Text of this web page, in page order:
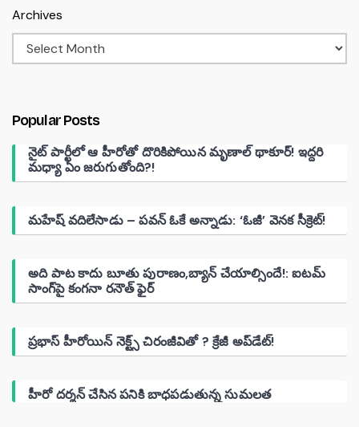
Archives
Popular Posts
నైట్ పార్టీలో ఆ హీరోతో దొరికిపోయిన మృణాల్ థాకూర్! ఇద్దరి
మధ్యా ఏం జరుగుతోంది?!
మహేష్ వదిలేసాడు – పవన్ ఓకే అన్నాడు: ‘ఓజీ’ వెనక సీక్రెట్!
అది పాట కాదు బూతు పురాణం,బ్యాన్ చేయాల్సిందే!: ఐటమ్
సాంగ్‌పై కంగనా రనౌత్ ఫైర్
ప్రభాస్ హీరోయిన్ నెక్ట్స్ చిరంజీవితో ? క్రేజీ అప్‌డేట్!
హీరో దర్శన్ చేసిన పనికి బాధపడుతున్న సుమలత